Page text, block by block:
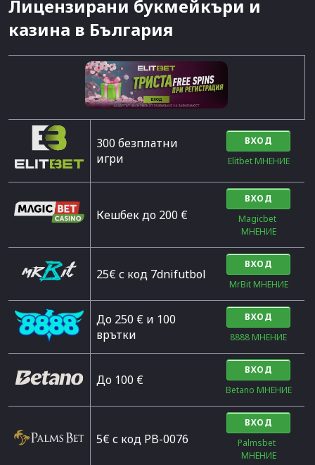
Лицензирани букмейкъри и
казина в България
300 безплатни
игри
ВХОД
Elitbet МНЕНИЕ
Кешбек до 200 €
ВХОД
Magicbet
МНЕНИЕ
25€ с код 7dnifutbol
ВХОД
MrBit МНЕНИЕ
До 250 € и 100
врътки
ВХОД
8888 МНЕНИЕ
Дo 100 €
ВХОД
Betano МНЕНИЕ
5€ с код PB-0076
ВХОД
Palmsbet
МНЕНИЕ